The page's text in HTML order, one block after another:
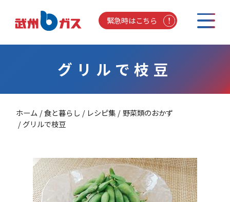
緊急時はこちら
グリルで枝豆
ホーム 食と暮らし レシピ集
野菜類のおかず
グリルで枝豆